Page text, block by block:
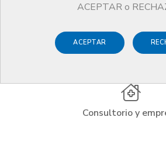
ACEPTAR o
ACEPTAR
Consultorio y